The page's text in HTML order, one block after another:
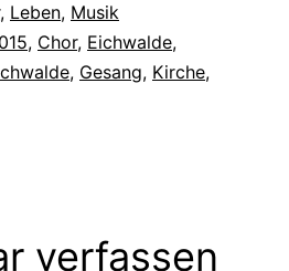
, Leben, Musik
, Chor, Eichwalde,
, Gesang, Kirche,
verfassen